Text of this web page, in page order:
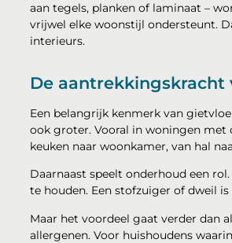
aan tegels, planken of laminaat –
vrijwel elke woonstijl ondersteunt.
interieurs.
De aantrekkingskracht
Een belangrijk kenmerk van
ook groter. Vooral in woningen met
keuken naar woonkamer, van hal
Daarnaast speelt onderhoud een
te houden. Een stofzuiger of dweil
Maar het voordeel gaat verder dan
allergenen. Voor huishoudens